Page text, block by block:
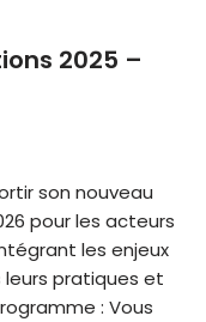
2025 –
son nouveau
pour les acteurs
les enjeux
pratiques et
: Vous